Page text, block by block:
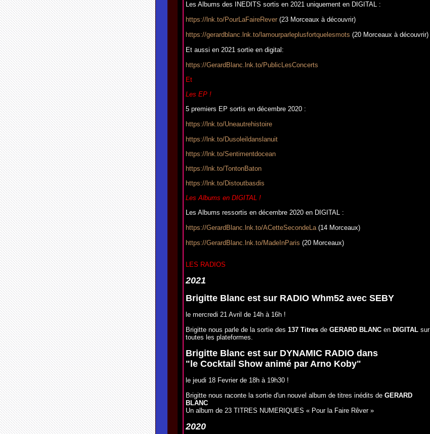
Les Albums des INEDITS sortis en 2021 uniquement en DIGITAL :
https://lnk.to/PourLaFaireRever (23 Morceaux à découvrir)
https://gerardblanc.lnk.to/lamourparleplusfortquelesmots (20 Morceaux à découvrir)
Et aussi en 2021 sortie en digital:
https://GerardBlanc.lnk.to/PublicLesConcerts
Et
Les EP !
5 premiers EP sortis en décembre 2020 :
https://lnk.to/Uneautrehistoire
https://lnk.to/Dusoleildanslanuit
https://lnk.to/Sentimentdocean
https://lnk.to/TontonBaton
https://lnk.to/Distoutbasdis
Les Albums en DIGITAL !
Les Albums ressortis en décembre 2020 en DIGITAL :
https://GerardBlanc.lnk.to/ACetteSecondeLa(14 Morceaux)
https://GerardBlanc.lnk.to/MadeInParis (20 Morceaux)
LES RADIOS
2021
Brigitte Blanc est sur RADIO Whm52 avec SEBY
le mercredi 21 Avril de 14h à 16h !
Brigitte nous parle de la sortie des 137 Titres de GERARD BLANC en DIGITAL sur
toutes les plateformes.
Brigitte Blanc est sur DYNAMIC RADIO dans
"le Cocktail Show animé par Arno Koby"
le jeudi 18 Fevrier de 18h à 19h30 !
Brigitte nous raconte la sortie d'un nouvel album de titres inédits de GERARD
BLANC
Un album de 23 TITRES NUMERIQUES « Pour la Faire Rêver »
2020